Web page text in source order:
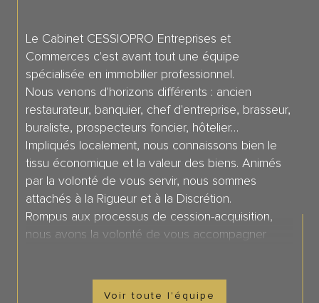
Le Cabinet CESSIOPRO Entreprises et
Commerces c'est avant tout une équipe
spécialisée en immobilier professionnel.
Nous venons d'horizons différents : ancien
restaurateur, banquier, chef d'entreprise, brasseur,
buraliste, prospecteurs foncier, hôtelier…
Impliqués localement, nous connaissons bien le
tissu économique et la valeur des biens. Animés
par la volonté de vous servir, nous sommes
attachés à la Rigueur et à la Discrétion.
Rompus aux processus de cession-acquisition,
nous avons la volonté de vous accompagner
Voir toute l'équipe